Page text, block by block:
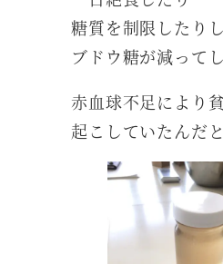
糖質を制限したりし
ブドウ糖が減って
赤血球不足により
起こしていたんだ